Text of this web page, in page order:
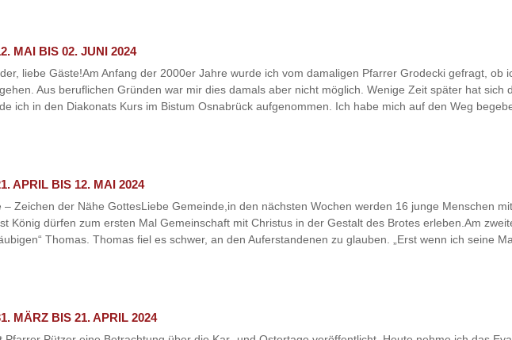
MAI BIS 02. JUNI 2024
liebe Gäste!Am Anfang der 2000er Jahre wurde ich vom damaligen Pfarrer Grodecki gefragt, ob
Aus beruflichen Gründen war mir dies damals aber nicht möglich. Wenige Zeit später hat sich
ich in den Diakonats Kurs im Bistum Osnabrück aufgenommen. Ich habe mich auf den Weg
APRIL BIS 12. MAI 2024
– Zeichen der Nähe GottesLiebe Gemeinde,in den nächsten Wochen werden 16 junge Menschen
König dürfen zum ersten Mal Gemeinschaft mit Christus in der Gestalt des Brotes erleben.Am
Thomas. Thomas fiel es schwer, an den Auferstandenen zu glauben. „Erst wenn ich seine
MÄRZ BIS 21. APRIL 2024